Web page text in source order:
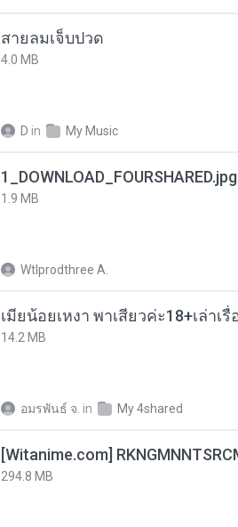
สายลมเจ็บปวด
4.0 MB
D in My Music
1_DOWNLOAD_FOURSHARED.jpg
1.9 MB
Wtlprodthree A.
14.2 MB
อมรพันธ์ จ. in My 4shared
294.8 MB